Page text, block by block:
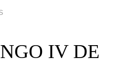
IV DE